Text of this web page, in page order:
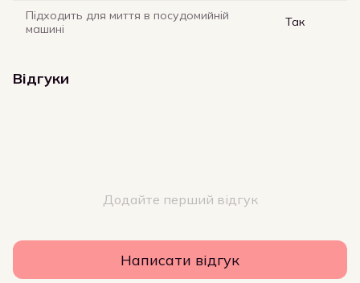
Підходить для миття в посудомийній
машині
Так
Відгуки
Додайте перший відгук
Написати відгук